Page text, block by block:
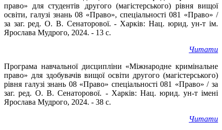
право» для студентів другого (магістерського) рівня вищої
освіти, галузі знань 08 «Право», спеціальності 081 «Право» /
за заг. ред. О. В. Сенаторової. - Харків: Нац. юрид. ун-т ім.
Ярослава Мудрого, 2024. - 13 с.
Читати
Програма навчальної дисципліни «Міжнародне кримінальне
право» для здобувачів вищої освіти другого (магістерського)
рівня галузі знань 08 «Право» спеціальності 081 «Право» / за
заг. ред. О. В. Сенаторової. - Харків: Нац. юрид. ун-т імені
Ярослава Мудрого, 2024. - 38 с.
Читати